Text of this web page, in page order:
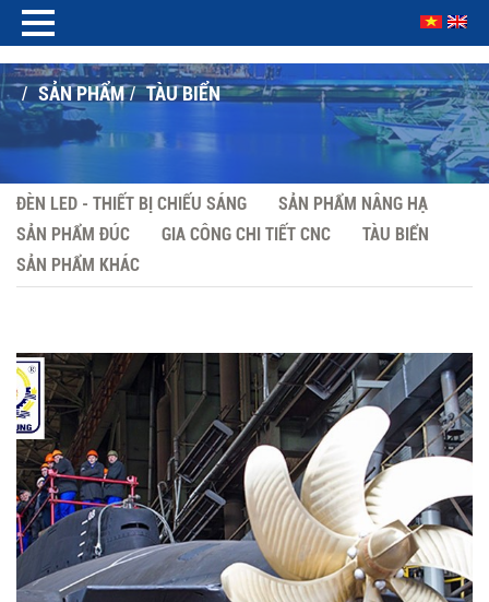
/ SẢN PHẨM/TÀU BIỂN
ĐÈN LED - THIẾT BỊ CHIẾU SÁNG
SẢN PHẨM NÂNG HẠ
SẢN PHẨM ĐÚC
GIA CÔNG CHI TIẾT CNC
TÀU BIỂN
SẢN PHẨM KHÁC